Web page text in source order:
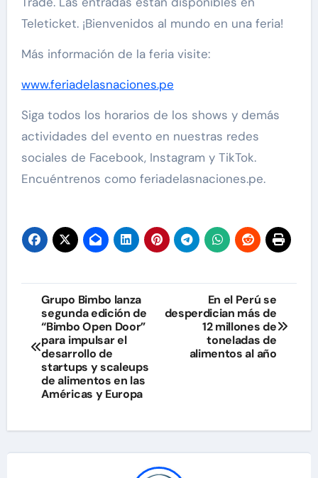
Teleticket. ¡Bienvenidos al mundo en una feria!
Más información de la feria visite:
www.feriadelasnaciones.pe
Siga todos los horarios de los shows y demás
actividades del evento en nuestras redes
sociales de Facebook, Instagram y TikTok.
Encuéntrenos como feriadelasnaciones.pe.
Navegación
de
entradas
Grupo Bimbo lanza
segunda edición de
“Bimbo Open Door”
para impulsar el
desarrollo de
startups y scaleups
de alimentos en las
Américas y Europa
En el Perú se
desperdician más de
12 millones de
toneladas de
alimentos al año